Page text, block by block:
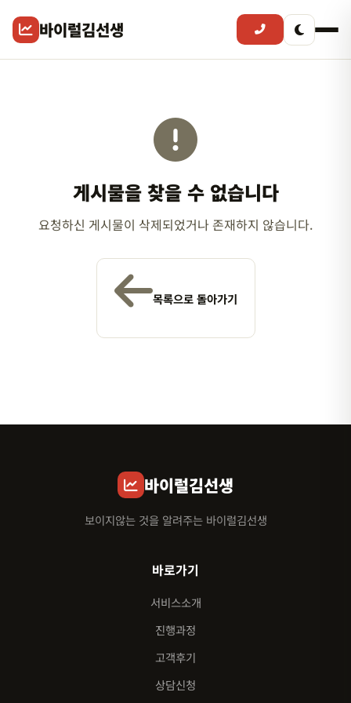
바이럴김선생
게시물을 찾을 수 없습니다
요청하신 게시물이 삭제되었거나 존재하지 않습니다.
목록으로 돌아가기
바이럴김선생
보이지않는 것을 알려주는 바이럴김선생
바로가기
서비스소개
진행과정
고객후기
상담신청